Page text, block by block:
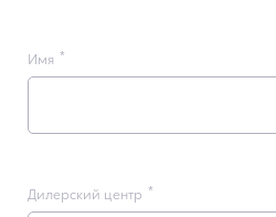
Имя
Дилерский центр